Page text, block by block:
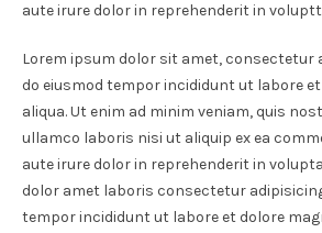
aute irure dolor in reprehenderit in
Lorem ipsum dolor sit amet, consectetur
do eiusmod tempor incididunt ut labore
aliqua. Ut enim ad minim veniam, quis
ullamco laboris nisi ut aliquip ex ea
aute irure dolor in reprehenderit in
dolor amet laboris consectetur
tempor incididunt ut labore et dolore